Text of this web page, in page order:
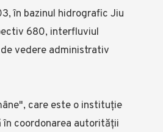
în bazinul hidrografic Jiu
680, interfluviul
vedere administrativ
care este o instituție
coordonarea autorității